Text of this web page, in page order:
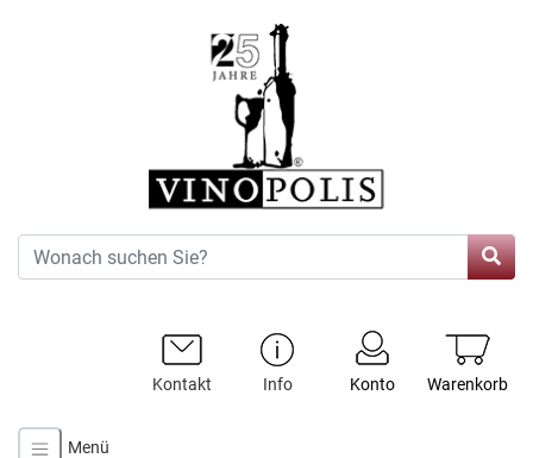
Warenkorb
Konto
Info
Kontakt
Menü